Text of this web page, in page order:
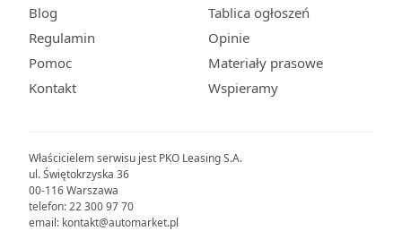
Właścicielem serwisu jest PKO Leasing S.A.
ul. Świętokrzyska 36
00-116 Warszawa
telefon: 22 300 97 70
email: kontakt@automarket.pl
Blog
Regulamin
Pomoc
Kontakt
Tablica ogłoszeń
Opinie
Materiały prasowe
Wspieramy